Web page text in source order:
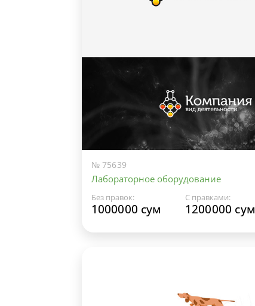
№ 75639
Лабораторное оборудование
Без правок:
1000000 сум
С правками:
1200000 сум